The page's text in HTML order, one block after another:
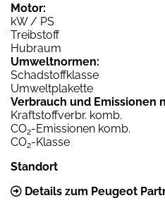
Motor:
kW / PS
Treibstoff
Hubraum
Umweltnormen:
Schadstoffklasse
Umweltplakette
Verbrauch und Emissionen
Kraftstoffverbr. komb.
CO2-Emissionen komb.
CO2-Klasse
Standort
Details zum Peugeot